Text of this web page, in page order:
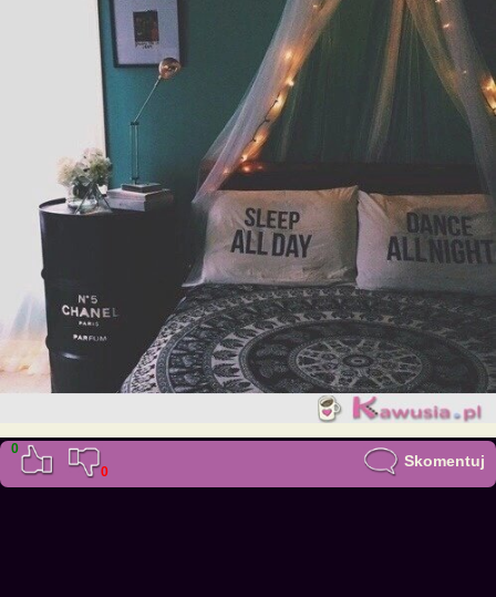
0
0
Skomentuj